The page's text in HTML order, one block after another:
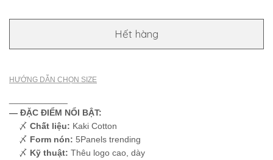
Hết hàng
HƯỚNG DẪN CHỌN SIZE
— ĐẶC ĐIỂM NỔI BẬT:
〆 Chất liệu: Kaki Cotton
〆 Form nón: 5Panels trending
〆 Kỹ thuật: Thêu logo cao, dày